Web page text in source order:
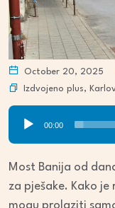
October 20, 2025
Izdvojeno plus,
Audio
Player
00:00
Most Banija od
za pješake. Kako
mogu prolaziti